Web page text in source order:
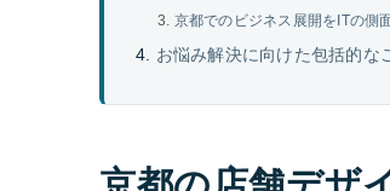
京都でのビジネス展開をITの側
お悩み解決に向けた包括的な